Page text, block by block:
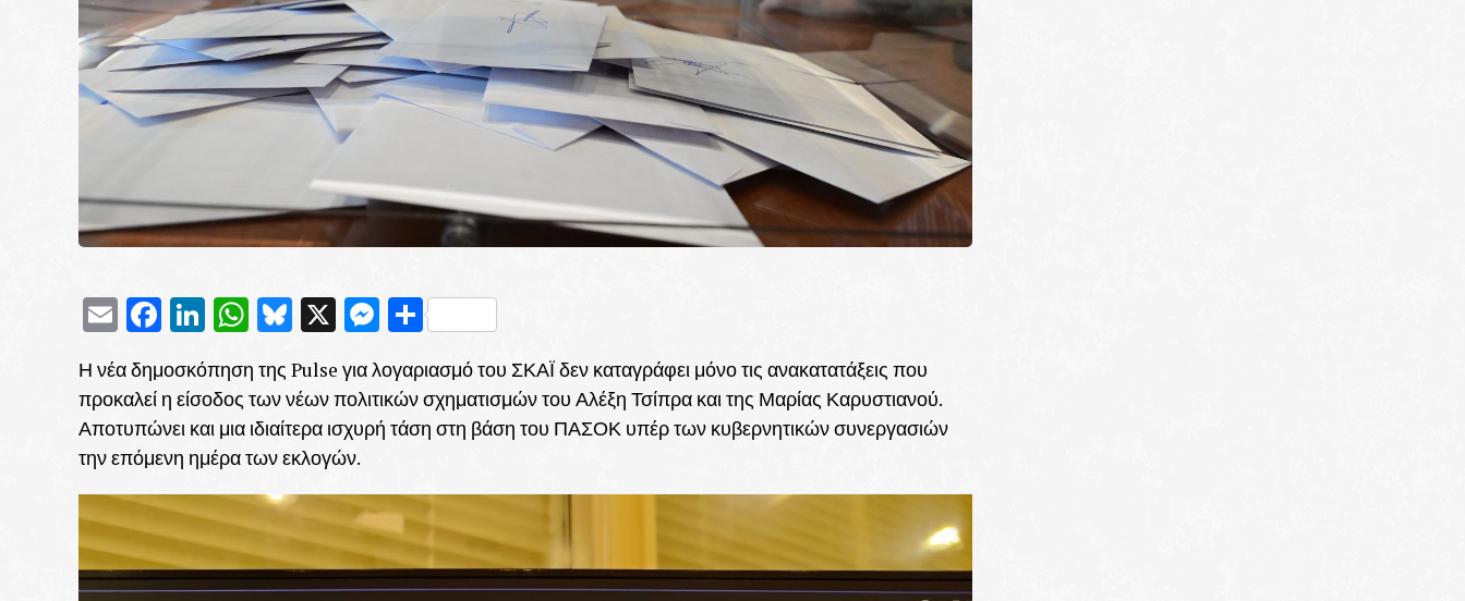
EmailFacebook
LinkedIn
WhatsApp
Bluesky
X Messenger
Μοιραστείτε
Η νέα δημοσκόπηση της Pulse για λογαριασμό του ΣΚΑΪ δεν καταγράφει μόνο τις ανακατατάξεις που
προκαλεί η είσοδος των νέων πολιτικών σχηματισμών του Αλέξη Τσίπρα και της Μαρίας Καρυστιανού.
Αποτυπώνει και μια ιδιαίτερα ισχυρή τάση στη βάση του ΠΑΣΟΚ υπέρ των κυβερνητικών συνεργασιών
την επόμενη ημέρα των εκλογών.